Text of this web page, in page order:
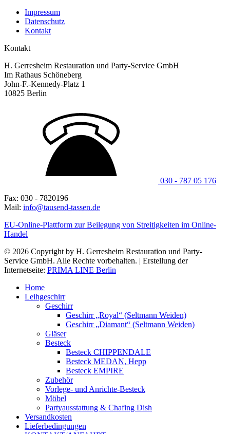
Impressum
Datenschutz
Kontakt
Kontakt
H. Gerresheim Restauration und Party-Service GmbH
Im Rathaus Schöneberg
John-F.-Kennedy-Platz 1
10825 Berlin
030 - 787 05 176
Fax: 030 - 7820196
Mail: info@tausend-tassen.de
EU-Online-Plattform zur Beilegung von Streitigkeiten im Online-
Handel
© 2026 Copyright by H. Gerresheim Restauration und Party-
Service GmbH. Alle Rechte vorbehalten. | Erstellung der
Internetseite: PRIMA LINE Berlin
Home
Leihgeschirr
Geschirr
Geschirr „Royal“ (Seltmann Weiden)
Geschirr „Diamant“ (Seltmann Weiden)
Gläser
Besteck
Besteck CHIPPENDALE
Besteck MEDAN, Hepp
Besteck EMPIRE
Zubehör
Vorlege- und Anrichte-Besteck
Möbel
Partyausstattung & Chafing Dish
Versandkosten
Lieferbedingungen